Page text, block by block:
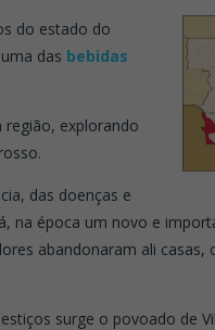
do estado do
das bebidas
explorando
das doenças e
na época um novo e
abandonaram ali casas,
surge o povoado de